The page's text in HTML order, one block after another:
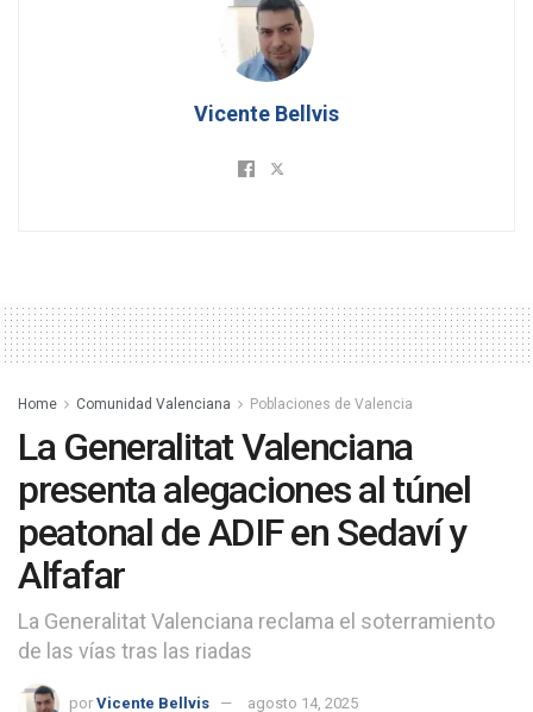
Vicente Bellvis
Home Comunidad Valenciana Poblaciones de Valencia
La Generalitat Valenciana
presenta alegaciones al túnel
peatonal de ADIF en Sedaví y
Alfafar
La Generalitat Valenciana reclama el soterramiento
de las vías tras las riadas
por Vicente Bellvis agosto 14, 2025